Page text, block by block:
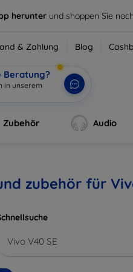
herunter und shoppen Sie
& Zahlung Blog
Beratung?
in unserem
Zubehör Audio
zubehör für
Vivo V40 SE